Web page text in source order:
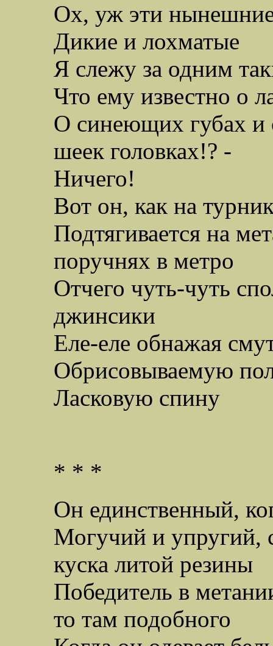
Ох, уж эти
Дикие и лохматые
Я слежу за одним
Что ему известно о
О синеющих губах и
шеек головках!? -
Ничего!
Вот он, как на
Подтягивается на
поручнях в метро
Отчего чуть-чуть
джинсики
Еле-еле обнажая
Обрисовываемую
Ласковую спину
* * *
Он единственный,
Могучий и упругий,
куска литой резины
Победитель в
то там подобного